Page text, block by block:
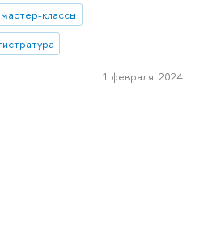
мастер-классы
1 февраля 2024